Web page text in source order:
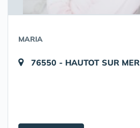
MARIA
76550 - HAUTOT SUR MER